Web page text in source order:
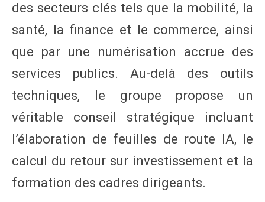
des secteurs clés tels que la mobilité, la
santé, la finance et le commerce, ainsi
que par une numérisation accrue des
services publics. Au-delà des outils
techniques, le groupe propose un
véritable conseil stratégique incluant
l’élaboration de feuilles de route IA, le
calcul du retour sur investissement et la
formation des cadres dirigeants.